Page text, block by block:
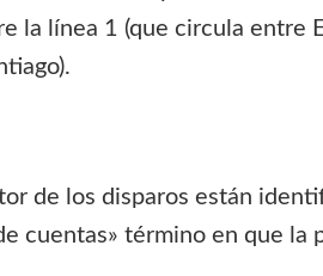
la línea 1 (que circula entre
de los disparos están
cuentas» término en que la